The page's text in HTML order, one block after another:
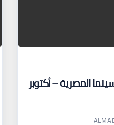
المصرية – أكتوبر